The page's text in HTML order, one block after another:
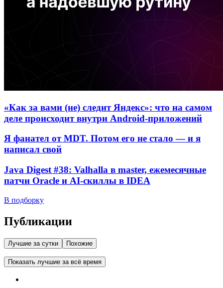
«Как за вами (не) следит Яндекс»: что на самом
деле происходит внутри Android-приложений
Я фанател от MDT. Потом его не стало — и я
написал свой
Java Digest #38: Valhalla в master, ежемесячные
патчи Oracle и AI-скиллы в IDEA
В подборку
Публикации
Лучшие за сутки Похожие
Показать лучшие за всё время